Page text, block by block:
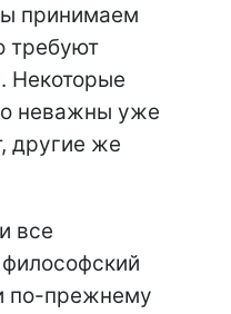
принимаем
требуют
Некоторые
неважны уже
другие же
все
по-прежнему